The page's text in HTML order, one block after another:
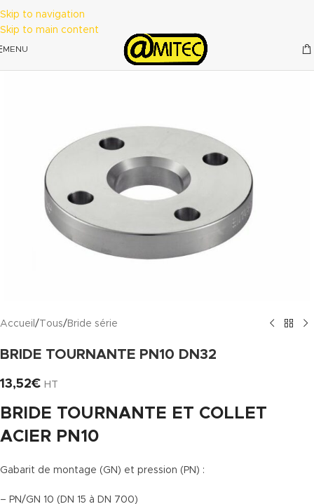
Skip to navigation
Skip to main content
MENU
Accueil /Tous/ Bride série
BRIDE TOURNANTE PN10 DN32
13,52€ HT
BRIDE TOURNANTE ET COLLET
ACIER PN10
Gabarit de montage (GN) et pression (PN) :
– PN/GN 10 (DN 15 à DN 700)